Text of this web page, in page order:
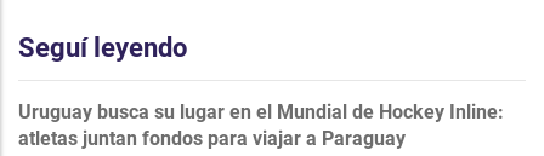
Seguí leyendo
Uruguay busca su lugar en el Mundial de Hockey Inline:
atletas juntan fondos para viajar a Paraguay